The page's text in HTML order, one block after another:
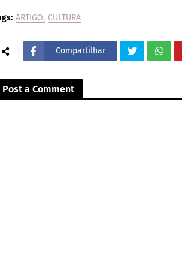
ARTIGO CULTURA
Compartilhar
Post a Comment